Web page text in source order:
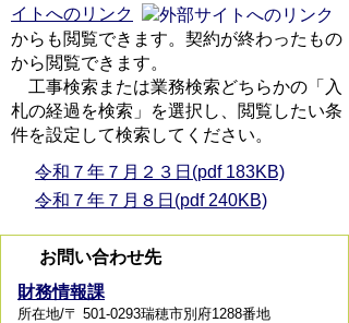
イトへのリンク
からも閲覧できます。契約が終わったもの
から閲覧できます。
工事検索または業務検索どちらかの「入
札の経過を検索」を選択し、閲覧したい条
件を設定して検索してください。
令和７年７月２３日(pdf 183KB)
令和７年７月８日(pdf 240KB)
お問い合わせ先
財務情報課
所在地/〒 501-0293瑞穂市別府1288番地